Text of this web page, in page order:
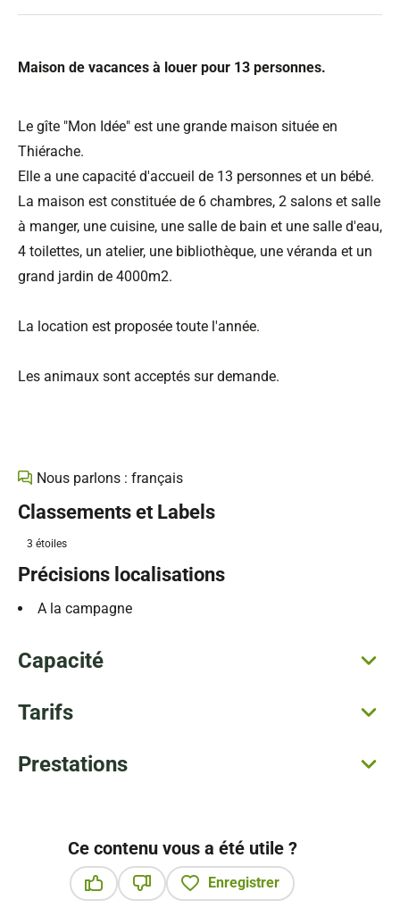
Maison de vacances à louer pour 13 personnes.
Le gîte "Mon Idée" est une grande maison située en
Thiérache.
Elle a une capacité d'accueil de 13 personnes et un bébé.
La maison est constituée de 6 chambres, 2 salons et salle
à manger, une cuisine, une salle de bain et une salle d'eau,
4 toilettes, un atelier, une bibliothèque, une véranda et un
grand jardin de 4000m2.
La location est proposée toute l'année.
Les animaux sont acceptés sur demande.
Nous parlons : français
Classements et Labels
3 étoiles
Précisions localisations
A la campagne
Capacité
Tarifs
Prestations
Ce contenu vous a été utile ?
Enregistrer